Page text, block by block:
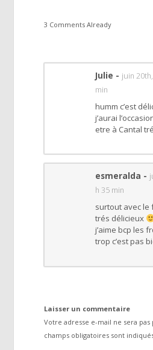
3 Comments Already
Julie - juin
min
humm c’est
j’aurai
etre à Cantal
esmeralda -
h 35 min
surtout avec le
trés délicieux
j’aime bcp les
trop c’est pas
Laisser un commentaire
Votre adresse e-mail ne sera pas
champs obligatoires sont